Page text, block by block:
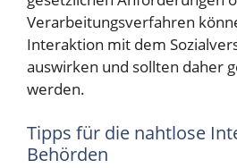
Verarbeitungsverfahren
Interaktion mit dem
auswirken und sollten daher
werden.
Tipps für die nahtlose
Behörden